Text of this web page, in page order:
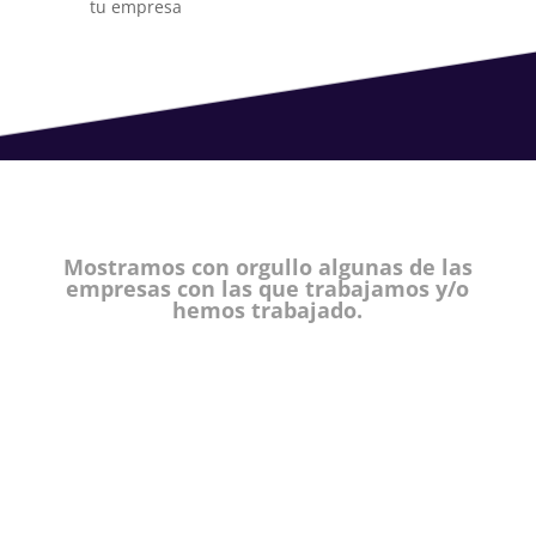
tu empresa
Mostramos con orgullo algunas de las
empresas con las que trabajamos y/o
hemos trabajado.